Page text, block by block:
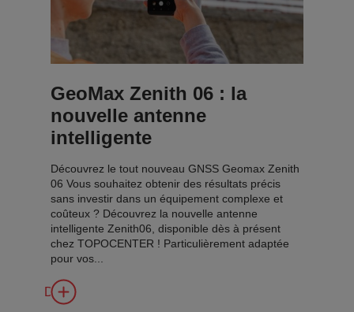
GeoMax Zenith 06 : la
nouvelle antenne
intelligente
Découvrez le tout nouveau GNSS Geomax Zenith
06 Vous souhaitez obtenir des résultats précis
sans investir dans un équipement complexe et
coûteux ? Découvrez la nouvelle antenne
intelligente Zenith06, disponible dès à présent
chez TOPOCENTER ! Particulièrement adaptée
pour vos...
Découvrir